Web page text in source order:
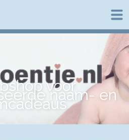
voor
naam- en